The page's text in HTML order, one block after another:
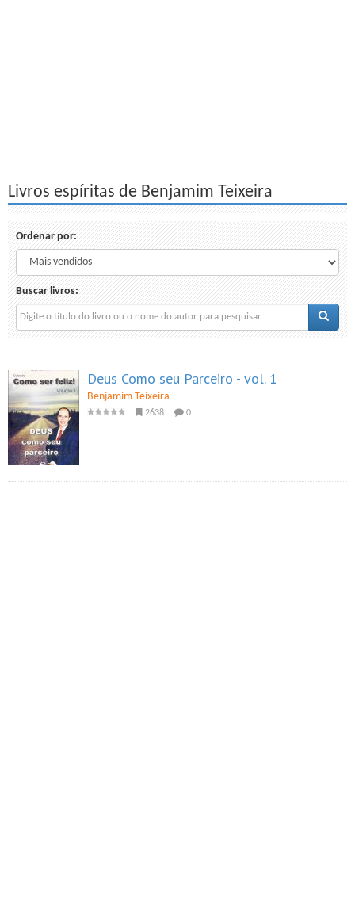
Livros espíritas de Benjamim Teixeira
Ordenar por:
Buscar livros:
Deus Como seu Parceiro - vol. 1
Benjamim Teixeira
2638 0